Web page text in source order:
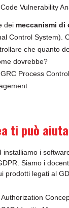
Vulnerability
dei meccanismi di
Control System).
che quanto
dovrebbe?
Process
ti può
installiamo i
Siamo i
prodotti legati al